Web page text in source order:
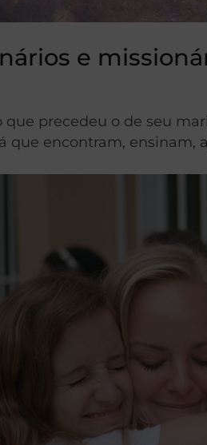
e
que precedeu o de seu
que encontram,